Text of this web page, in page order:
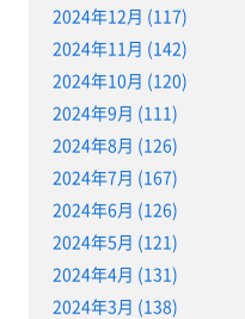
2024年12月 (117)
2024年11月 (142)
2024年10月 (120)
2024年9月 (111)
2024年8月 (126)
2024年7月 (167)
2024年6月 (126)
2024年5月 (121)
2024年4月 (131)
2024年3月 (138)